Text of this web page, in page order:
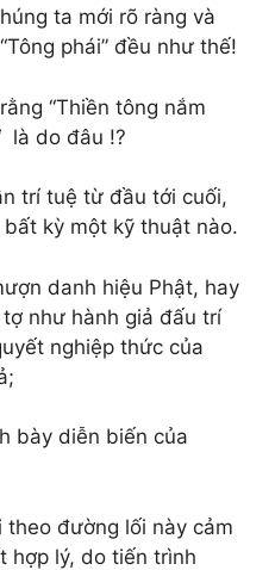
ta mới rõ ràng và
phái” đều như thế!
“Thiền tông nắm
là do đâu !?
trí tuệ từ đầu tới cuối,
kỳ một kỹ thuật nào.
danh hiệu Phật, hay
như hành giả đấu trí
nghiệp thức của
bày diễn biến của
đường lối này cảm
hợp lý, do tiến trình